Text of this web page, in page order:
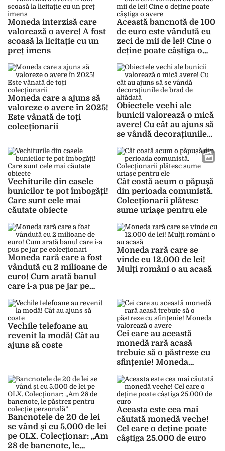
Moneda interzisă care
valorează o avere! A fost
scoasă la licitație cu un
preț imens
Această bancnotă de 100
de euro este vândută cu
zeci de mii de lei! Cine o
deține poate câștiga o
Moneda care a ajuns să
valoreze o avere în 2025!
Este vânată de toți
colecționarii
Obiectele vechi ale
bunicii valorează o mică
avere! Cu cât au ajuns să
se vândă decorațiunile
Vechiturile din casele
bunicilor te pot îmbogăți!
Care sunt cele mai
căutate obiecte
Cât costă acum o păpușă
din perioada comunistă.
Colecționarii plătesc
sume uriașe pentru ele
Moneda rară care a fost
vândută cu 2 milioane de
euro! Cum arată banul
care i-a pus pe jar pe
Moneda rară care se
vinde cu 12.000 de lei!
Mulți români o au acasă
Vechile telefoane au
revenit la modă! Cât au
ajuns să coste
Cei care au această
monedă rară acasă
trebuie să o păstreze cu
sfințenie! Moneda
Bancnotele de 20 de lei
se vând și cu 5.000 de lei
pe OLX. Colecționar: „Am
28 de bancnote, le
Aceasta este cea mai
căutată monedă veche!
Cel care o deține poate
câștiga 25.000 de euro